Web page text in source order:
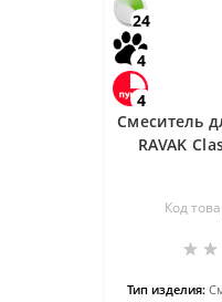
24
4
4
Смеситель
RAVAK
Код
Тип изделия: